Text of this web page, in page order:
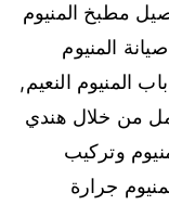
مطبخ المنيوم
المنيوم
المنيوم النعيم,
من خلال هندي
وتركيب
جرارة